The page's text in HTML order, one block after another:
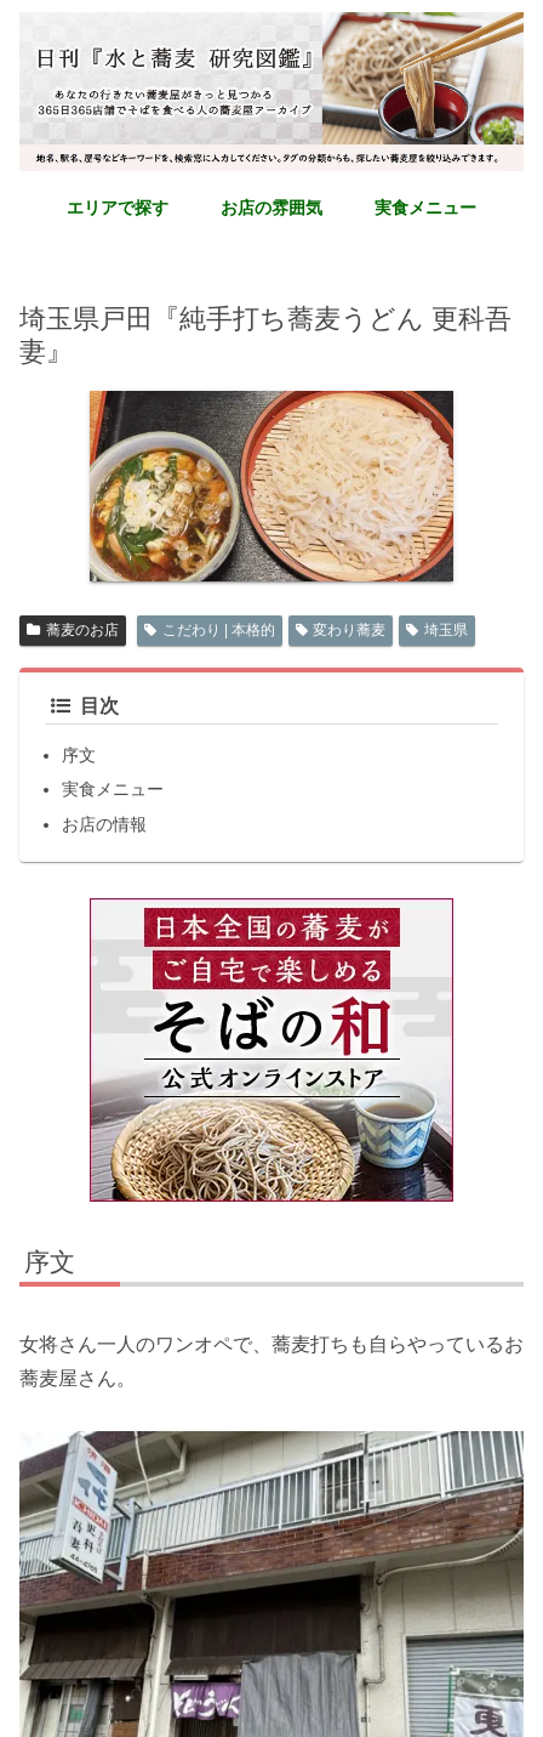
エリアで探す お店の雰囲気 実食メニュー
埼玉県戸田『純手打ち蕎麦うどん 更科吾
妻』
蕎麦のお店 こだわり | 本格的 変わり蕎麦 埼玉県
目次
序文
実食メニュー
お店の情報
序文
女将さん一人のワンオペで、蕎麦打ちも自らやっているお
蕎麦屋さん。